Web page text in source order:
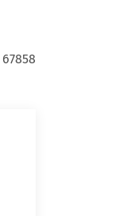
67858